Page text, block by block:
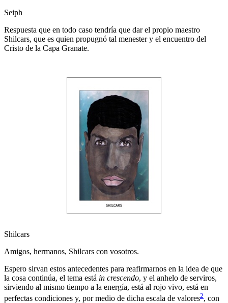
Seiph
Respuesta que en todo caso tendría que dar el propio maestro
Shilcars, que es quien propugnó tal menester y el encuentro del
Cristo de la Capa Granate.
Shilcars
Amigos, hermanos, Shilcars con vosotros.
Espero sirvan estos antecedentes para reafirmarnos en la idea de que
la cosa continúa, el tema está in crescendo, y el anhelo de serviros,
sirviendo al mismo tiempo a la energía, está al rojo vivo, está en
perfectas condiciones y, por medio de dicha escala de valores2, con